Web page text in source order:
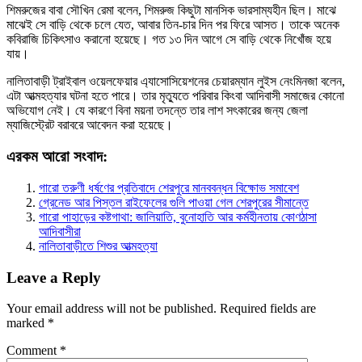
শিমরুজের বাবা সৌখিন রেমা বলেন, শিমরুজ কিছুটা মানসিক ভারসাম্যহীন ছিল। মাঝে
মাঝেই সে বাড়ি থেকে চলে যেত, আবার তিন-চার দিন পর ফিরে আসত। তাকে অনেক
কবিরাজি চিকিৎসাও করানো হয়েছে। গত ১৩ দিন আগে সে বাড়ি থেকে নিখোঁজ হয়ে
যায়।
নালিতাবাড়ী ট্রাইবাল ওয়েলফেয়ার এ্যাসোসিয়েশনের চেয়ারম্যান লুইস নেংমিনজা বলেন,
এটা আত্মহত্যার ঘটনা হতে পারে। তার মৃত্যুতে পরিবার কিংবা আদিবাসী সমাজের কোনো
অভিযোগ নেই। যে কারণে বিনা ময়না তদন্তে তার লাশ সৎকারের জন্য জেলা
ম্যাজিস্ট্রেট বরাবরে আবেদন করা হয়েছে।
এরকম আরো সংবাদ:
গারো তরুণী ধর্ষণের প্রতিবাদে শেরপুরে মানববন্ধন বিক্ষোভ সমাবেশ
গ্রেনেড আর পিস্তল রাইফেলের গুলি পাওয়া গেল শেরপুরের সীমান্তে
গারো পাহাড়ের কষ্টগাথা: জালিয়াতি, বুনোহাতি আর কর্মহীনতায় কোণঠাসা
আদিবাসীরা
নালিতাবাড়ীতে শিশুর আত্মহত্যা
Leave a Reply
Your email address will not be published. Required fields are
marked *
Comment *